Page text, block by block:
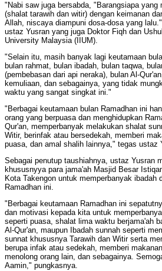
"Nabi saw juga bersabda, "Barangsiapa yang
(shalat tarawih dan witir) dengan keimanan
Allah, niscaya diampuni dosa-dosa yang
ustaz Yusran yang juga Doktor Fiqh dan
University Malaysia (IIUM).
"Selain itu, masih banyak lagi keutamaan
bulan rahmat, bulan ibadah, bulan taqwa,
(pembebasan dari api neraka), bulan Al-
kemuliaan, dan sebagainya, yang tidak
waktu yang sangat singkat ini."
"Berbagai keutamaan bulan Ramadhan ini
orang yang berpuasa dan menghidupkan
Qur'an, memperbanyak melakukan shalat
Witir, berinfak atau bersedekah, memberi
puasa, dan amal shalih lainnya," tegas ustaz
Sebagai penutup taushiahnya, ustaz Yusran
khususnyya para jama'ah Masjid Besar
Kota Takengon untuk memperbanyak ibadah
Ramadhan ini.
"Berbagai keutamaan Ramadhan ini
dan motivasi kepada kita untuk
seperti puasa, shalat lima waktu berjama'ah
Al-Qur'an, maupun Ibadah sunnah seperti
sunnat khususnya Tarawih dan Witir serta
berupa infak atau sedekah, memberi
menolong orang lain, dan sebagainya.
Aamin," pungkasnya.